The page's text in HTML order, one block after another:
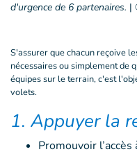
d'urgence de 6 partenaires. |
S'assurer que chacun reçoive
nécessaires ou simplement de
équipes sur le terrain, c'est
volets.
1. Appuyer la
Promouvoir